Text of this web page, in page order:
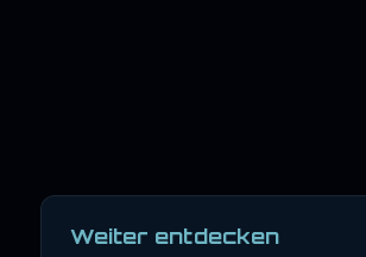
Weiter entdecken